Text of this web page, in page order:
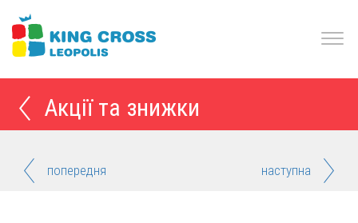
Акції та знижки
попередня наступна